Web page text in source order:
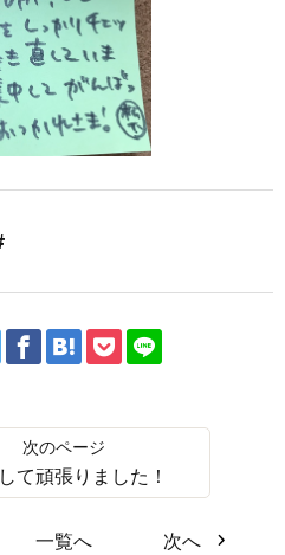
て頑張りました！
一覧へ 次へ